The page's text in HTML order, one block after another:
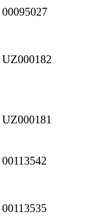
00095027
UZ000182
UZ000181
00113542
00113535